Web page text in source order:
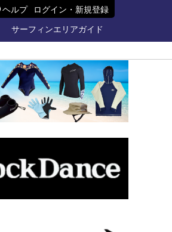
ヘルプ ログイン・新規登録
サーフィンエリアガイド